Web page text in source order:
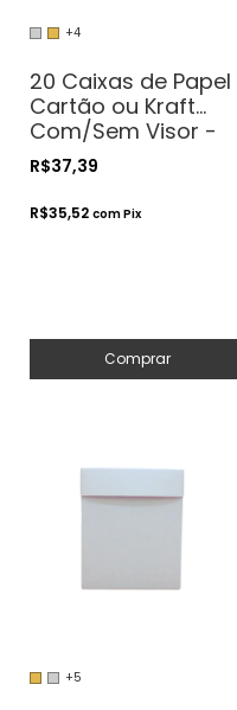
+4
20 Caixas de Papel
Cartão ou Kraft
Com/Sem Visor -
19x15x6 - Para
Presentes.
Cosméticos ou
Artesanatos
R$37,39
R$35,52 comPix
Comprar
+5